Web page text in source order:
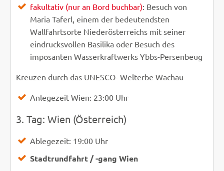
fakultativ (nur an Bord buchbar): Besuch von
Maria Taferl, einem der bedeutendsten
Wallfahrtsorte Niederösterreichs mit seiner
eindrucksvollen Basilika oder Besuch des
imposanten Wasserkraftwerks Ybbs-Persenbeug
Kreuzen durch das UNESCO- Welterbe Wachau
Anlegezeit Wien: 23:00 Uhr
3. Tag: Wien (Österreich)
Ablegezeit: 19:00 Uhr
Stadtrundfahrt / -gang Wien